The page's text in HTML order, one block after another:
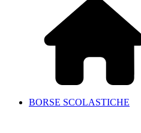
BORSE SCOLASTICHE